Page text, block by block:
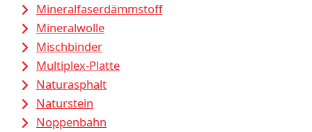
Mineralfaserdämmstoff
Mineralwolle
Mischbinder
Multiplex-Platte
Naturasphalt
Naturstein
Noppenbahn